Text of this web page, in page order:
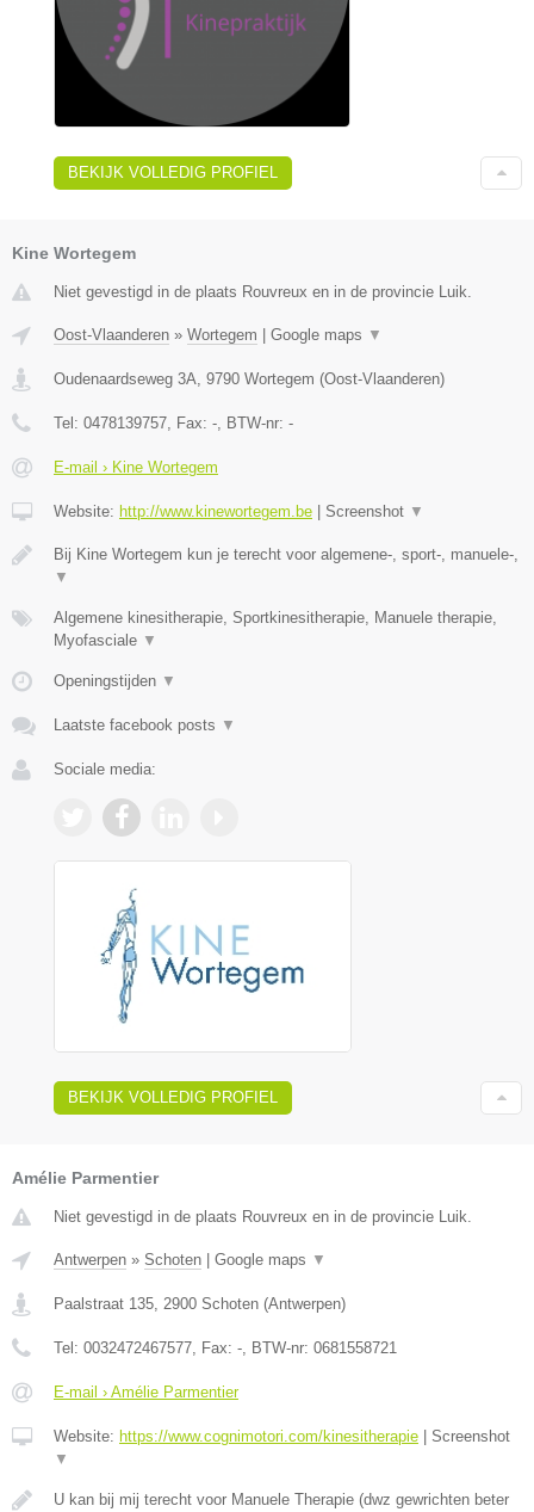
BEKIJK VOLLEDIG PROFIEL
Kine Wortegem
Niet gevestigd in de plaats Rouvreux en in de provincie Luik.
Oost-Vlaanderen » Wortegem | Google maps ▼
Oudenaardseweg 3A 9790 Wortegem (Oost-Vlaanderen)
Tel: 0478139757 , Fax: - , BTW-nr: -
E-mail › Kine Wortegem
Website: http://www.kinewortegem.be | Screenshot ▼
Bij Kine Wortegem kun je terecht voor algemene-, sport-, manuele-,
▼
Algemene kinesitherapie, Sportkinesitherapie, Manuele therapie,
Myofasciale ▼
Openingstijden ▼
Laatste facebook posts ▼
Sociale media:
BEKIJK VOLLEDIG PROFIEL
Amélie Parmentier
Niet gevestigd in de plaats Rouvreux en in de provincie Luik.
Antwerpen » Schoten Google maps ▼
Paalstraat 135, 2900 Schoten (Antwerpen)
Tel: 0032472467577, Fax: -, BTW-nr: 0681558721
E-mail › Amélie Parmentier
Website: https://www.cognimotori.com/kinesitherapie
Screenshot
▼
U kan bij mij terecht voor Manuele Therapie (dwz gewrichten beter